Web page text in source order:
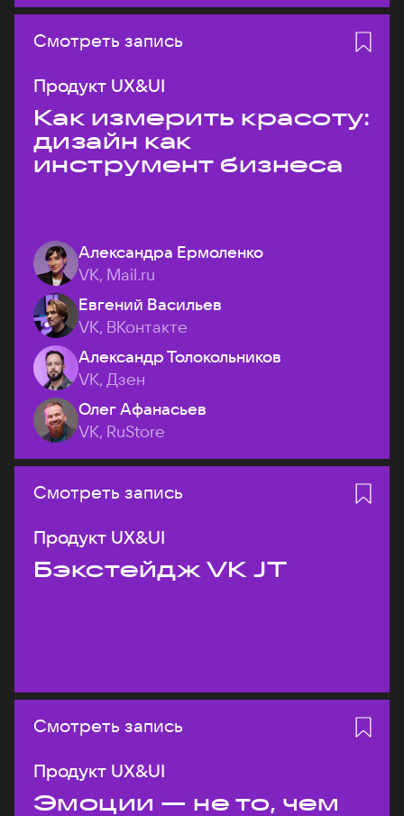
Смотреть запись
Продукт UX&UI
Как измерить красоту:
дизайн как
инструмент бизнеса
Александра Ермоленко
VK, Mail.ru
Евгений Васильев
VK, ВКонтакте
Александр Толокольников
VK, Дзен
Олег Афанасьев
VK, RuStore
Смотреть запись
Продукт UX&UI
Бэкстейдж VK JT
Смотреть запись
Продукт UX&UI
Эмоции — не то, чем